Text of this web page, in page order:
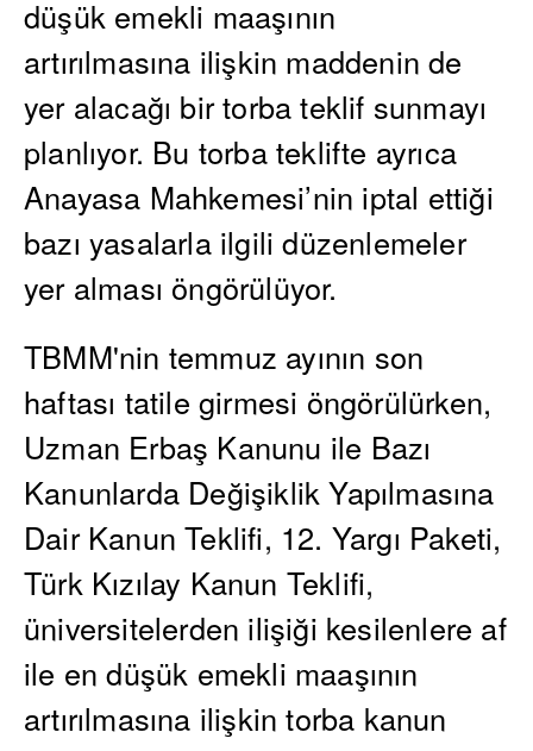
düşük emekli maaşının
artırılmasına ilişkin maddenin de
yer alacağı bir torba teklif sunmayı
planlıyor. Bu torba teklifte ayrıca
Anayasa Mahkemesi’nin iptal ettiği
bazı yasalarla ilgili düzenlemeler
yer alması öngörülüyor.
TBMM'nin temmuz ayının son
haftası tatile girmesi öngörülürken,
Uzman Erbaş Kanunu ile Bazı
Kanunlarda Değişiklik Yapılmasına
Dair Kanun Teklifi, 12. Yargı Paketi,
Türk Kızılay Kanun Teklifi,
üniversitelerden ilişiği kesilenlere af
ile en düşük emekli maaşının
artırılmasına ilişkin torba kanun